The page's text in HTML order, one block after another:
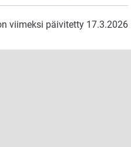
viimeksi päivitetty 17.3.2026